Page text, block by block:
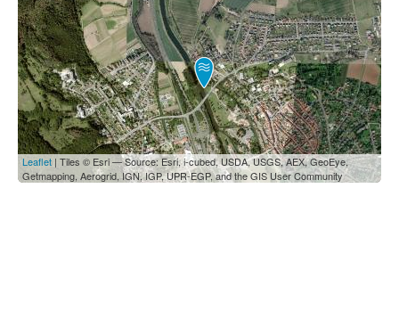
Leaflet | Tiles © Esri — Source: Esri, i-cubed, USDA, USGS, AEX, GeoEye,
Getmapping, Aerogrid, IGN, IGP, UPR-EGP, and the GIS User Community